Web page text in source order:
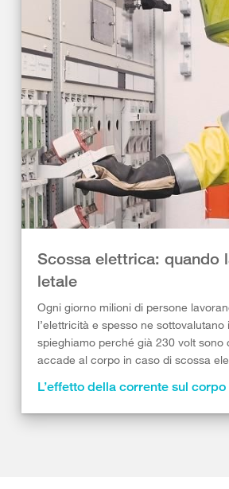
Scossa elettrica: quando
letale
Ogni giorno milioni di persone
l’elettricità e spesso ne sottovalutano
spieghiamo perché già 230 volt sono
accade al corpo in caso di scossa
L’effetto della corrente sul